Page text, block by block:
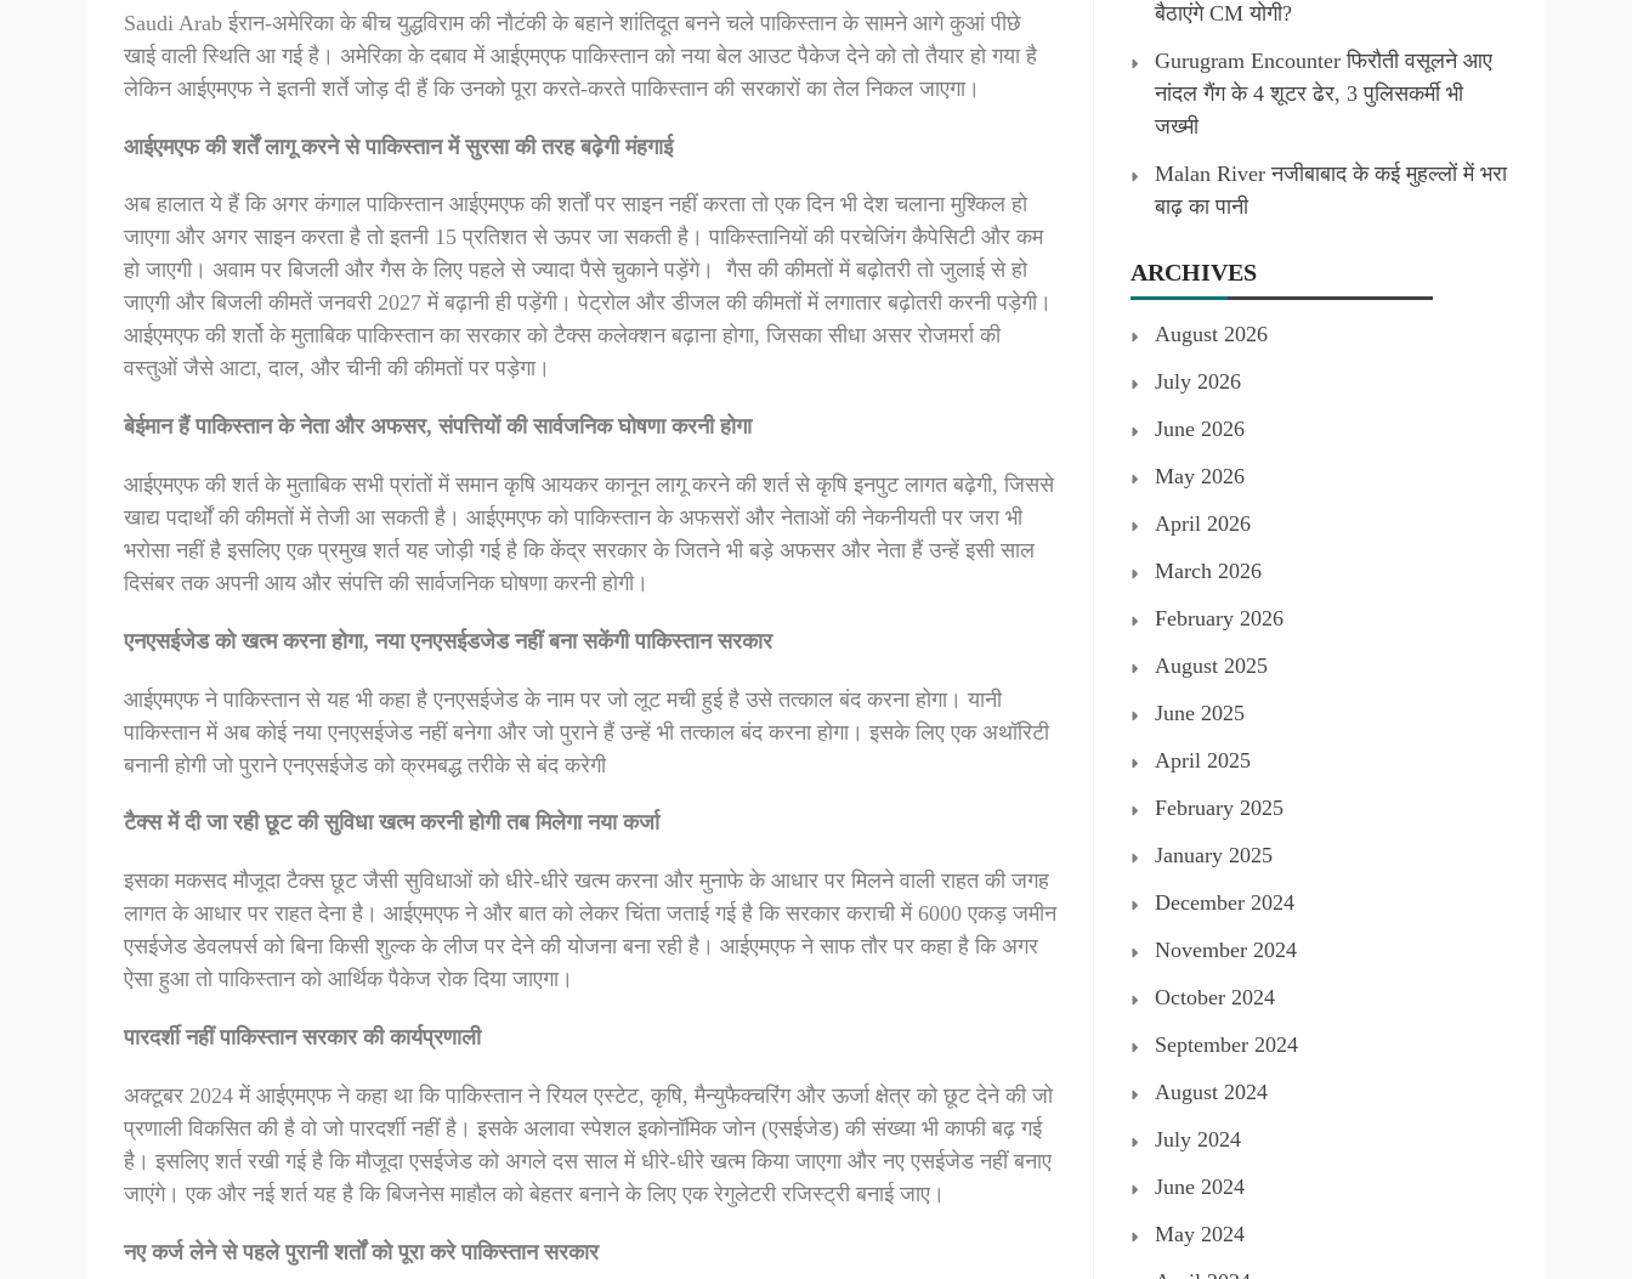
Saudi Arab ईरान-अमेरिका के बीच युद्धविराम की नौटंकी के बहाने शांतिदूत बनने चले पाकिस्तान के सामने आगे कुआं पीछे
खाई वाली स्थिति आ गई है। अमेरिका के दबाव में आईएमएफ पाकिस्तान को नया बेल आउट पैकेज देने को तो तैयार हो गया है
लेकिन आईएमएफ ने इतनी शर्ते जोड़ दी हैं कि उनको पूरा करते-करते पाकिस्तान की सरकारों का तेल निकल जाएगा।
आईएमएफ की शर्तें लागू करने से पाकिस्तान में सुरसा की तरह बढ़ेगी मंहगाई
अब हालात ये हैं कि अगर कंगाल पाकिस्तान आईएमएफ की शर्तों पर साइन नहीं करता तो एक दिन भी देश चलाना मुश्किल हो
जाएगा और अगर साइन करता है तो इतनी 15 प्रतिशत से ऊपर जा सकती है। पाकिस्तानियों की परचेजिंग कैपेसिटी और कम
हो जाएगी। अवाम पर बिजली और गैस के लिए पहले से ज्यादा पैसे चुकाने पड़ेंगे। गैस की कीमतों में बढ़ोतरी तो जुलाई से हो
जाएगी और बिजली कीमतें जनवरी 2027 में बढ़ानी ही पड़ेंगी। पेट्रोल और डीजल की कीमतों में लगातार बढ़ोतरी करनी पड़ेगी।
आईएमएफ की शर्तो के मुताबिक पाकिस्तान का सरकार को टैक्स कलेक्शन बढ़ाना होगा, जिसका सीधा असर रोजमर्रा की
वस्तुओं जैसे आटा, दाल, और चीनी की कीमतों पर पड़ेगा।
बेईमान हैं पाकिस्तान के नेता और अफसर, संपत्तियों की सार्वजनिक घोषणा करनी होगा
आईएमएफ की शर्त के मुताबिक सभी प्रांतों में समान कृषि आयकर कानून लागू करने की शर्त से कृषि इनपुट लागत बढ़ेगी, जिससे
खाद्य पदार्थों की कीमतों में तेजी आ सकती है। आईएमएफ को पाकिस्तान के अफसरों और नेताओं की नेकनीयती पर जरा भी
भरोसा नहीं है इसलिए एक प्रमुख शर्त यह जोड़ी गई है कि केंद्र सरकार के जितने भी बड़े अफसर और नेता हैं उन्हें इसी साल
दिसंबर तक अपनी आय और संपत्ति की सार्वजनिक घोषणा करनी होगी।
एनएसईजेड को खत्म करना होगा, नया एनएसईडजेड नहीं बना सकेंगी पाकिस्तान सरकार
आईएमएफ ने पाकिस्तान से यह भी कहा है एनएसईजेड के नाम पर जो लूट मची हुई है उसे तत्काल बंद करना होगा। यानी
पाकिस्तान में अब कोई नया एनएसईजेड नहीं बनेगा और जो पुराने हैं उन्हें भी तत्काल बंद करना होगा। इसके लिए एक अथॉरिटी
बनानी होगी जो पुराने एनएसईजेड को क्रमबद्ध तरीके से बंद करेगी
टैक्स में दी जा रही छूट की सुविधा खत्म करनी होगी तब मिलेगा नया कर्जा
इसका मकसद मौजूदा टैक्स छूट जैसी सुविधाओं को धीरे-धीरे खत्म करना और मुनाफे के आधार पर मिलने वाली राहत की जगह
लागत के आधार पर राहत देना है। आईएमएफ ने और बात को लेकर चिंता जताई गई है कि सरकार कराची में 6000 एकड़ जमीन
एसईजेड डेवलपर्स को बिना किसी शुल्क के लीज पर देने की योजना बना रही है। आईएमएफ ने साफ तौर पर कहा है कि अगर
ऐसा हुआ तो पाकिस्तान को आर्थिक पैकेज रोक दिया जाएगा।
पारदर्शी नहीं पाकिस्तान सरकार की कार्यप्रणाली
अक्टूबर 2024 में आईएमएफ ने कहा था कि पाकिस्तान ने रियल एस्टेट, कृषि, मैन्युफैक्चरिंग और ऊर्जा क्षेत्र को छूट देने की जो
प्रणाली विकसित की है वो जो पारदर्शी नहीं है। इसके अलावा स्पेशल इकोनॉमिक जोन (एसईजेड) की संख्या भी काफी बढ़ गई
है। इसलिए शर्त रखी गई है कि मौजूदा एसईजेड को अगले दस साल में धीरे-धीरे खत्म किया जाएगा और नए एसईजेड नहीं बनाए
जाएंगे। एक और नई शर्त यह है कि बिजनेस माहौल को बेहतर बनाने के लिए एक रेगुलेटरी रजिस्ट्री बनाई जाए।
नए कर्ज लेने से पहले पुरानी शर्तों को पूरा करे पाकिस्तान सरकार
बैठाएंगे CM योगी?
Gurugram Encounter फिरौती वसूलने आए
नांदल गैंग के 4 शूटर ढेर, 3 पुलिसकर्मी भी
जख्मी
Malan River नजीबाबाद के कई मुहल्लों में भरा
बाढ़ का पानी
ARCHIVES
August 2026
July 2026
June 2026
May 2026
April 2026
March 2026
February 2026
August 2025
June 2025
April 2025
February 2025
January 2025
December 2024
November 2024
October 2024
September 2024
August 2024
July 2024
June 2024
May 2024